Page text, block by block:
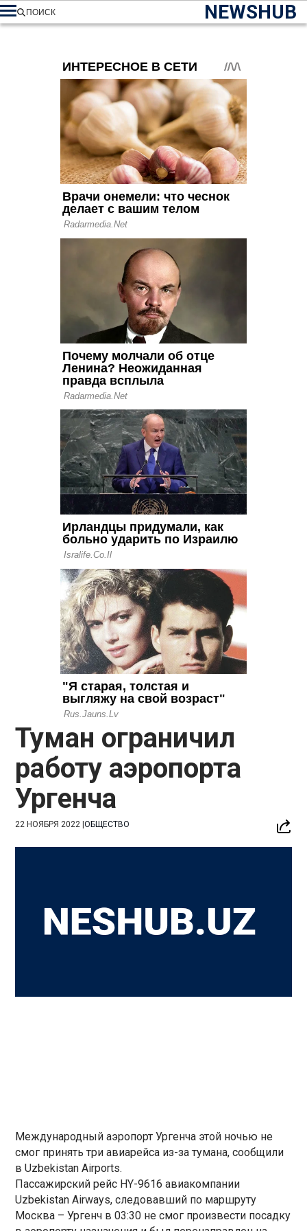
NEWSHUB
ПОИСК
Туман ограничил
работу аэропорта
Ургенча
22 НОЯБРЯ 2022 |ОБЩЕСТВО
Международный аэропорт Ургенча этой ночью не
смог принять три авиарейса из-за тумана, сообщили
в Uzbekistan Airports.
Пассажирский рейс HY-9616 авиакомпании
Uzbekistan Airways, следовавший по маршруту
Москва – Ургенч в 03:30 не смог произвести посадку